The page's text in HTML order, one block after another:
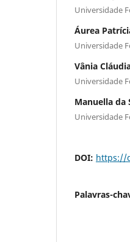
Universidade
Áurea
Universidade
Vânia
Universidade
Manuella da
Universidade
DOI: https://
Palavras-